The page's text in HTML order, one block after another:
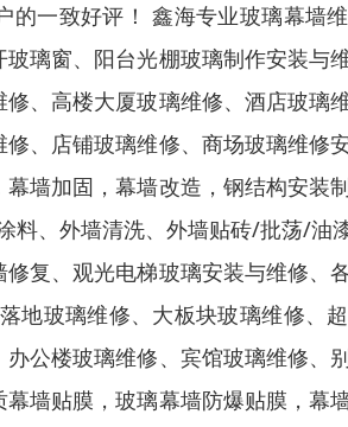
的一致好评！ 鑫海专业玻璃幕墙
璃窗、阳台光棚玻璃制作安装与
、高楼大厦玻璃维修、酒店玻璃
、店铺玻璃维修、商场玻璃维修
墙加固，幕墙改造，钢结构安装
料、外墙清洗、外墙贴砖/批荡/油
复、观光电梯玻璃安装与维修、
地玻璃维修、大板块玻璃维修、
公楼玻璃维修、宾馆玻璃维修、
墙贴膜，玻璃幕墙防爆贴膜，幕